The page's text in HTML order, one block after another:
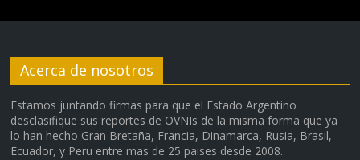
Acerca de nosotros
Estamos juntando firmas para que el Estado Argentino
desclasifique sus reportes de OVNIs de la misma forma que ya
lo han hecho Gran Bretaña, Francia, Dinamarca, Rusia, Brasil,
Ecuador, y Peru entre mas de 25 paises desde 2008.